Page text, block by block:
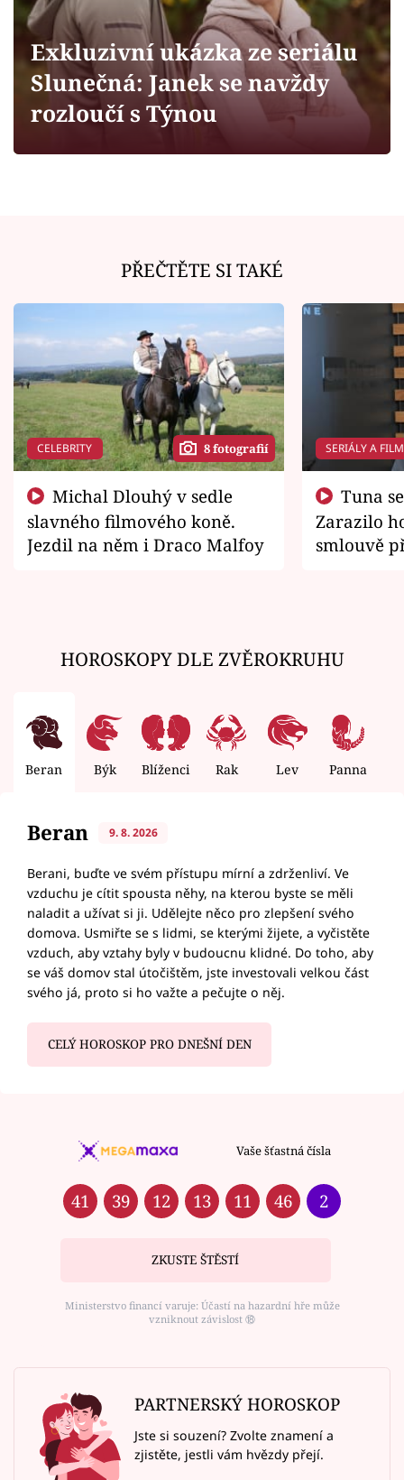
Sledujte prima+
Filmový festival Karlovy Vary
Sledujte nás
Exkluzivní ukázka ze seriálu
Slunečná: Janek se navždy
rozloučí s Týnou
PŘEČTĚTE SI TAKÉ
CELEBRITY 8 fotografií
slavného filmového koně.
Jezdil na něm i Draco Malfoy
SERIÁLY A
Zarazilo
smlouvě
HOROSKOPY DLE ZVĚROKRUHU
Beran Býk Blíženci Rak Lev Panna
Beran 9. 8. 2026
Berani, buďte ve svém přístupu mírní a zdrženliví. Ve
vzduchu je cítit spousta něhy, na kterou byste se měli
naladit a užívat si ji. Udělejte něco pro zlepšení svého
domova. Usmiřte se s lidmi, se kterými žijete, a vyčistěte
vzduch, aby vztahy byly v budoucnu klidné. Do toho, aby
se váš domov stal útočištěm, jste investovali velkou část
svého já, proto si ho važte a pečujte o něj.
CELÝ HOROSKOP PRO DNEŠNÍ DEN
Vaše šťastná čísla
41 39 12 13 11 46 2
ZKUSTE ŠTĚSTÍ
Ministerstvo financí varuje: Účastí na hazardní hře může
vzniknout závislost ⑱
PARTNERSKÝ HOROSKOP
Jste si souzení? Zvolte znamení a
zjistěte, jestli vám hvězdy přejí.